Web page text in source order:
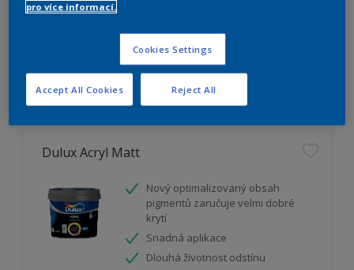
Dulux Acryl Matt
Nový optimalizovaný obsah
pigmentů zaručuje velmi dobré
krytí
Snadná aplikace
Dlouhá životnost odstínu
pro více informací.
Cookies Settings
Reject All
Accept All Cookies